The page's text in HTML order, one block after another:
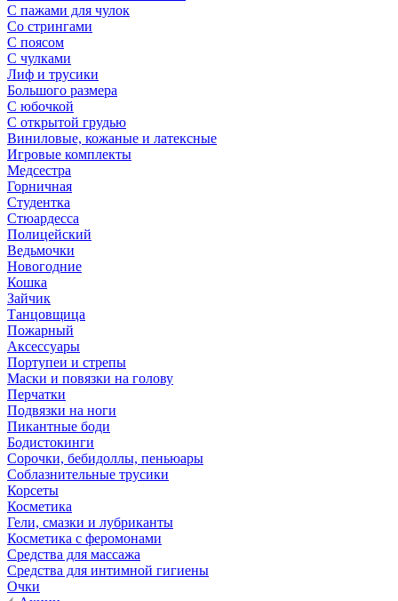
С пажами для чулок
Со стрингами
С поясом
С чулками
Лиф и трусики
Большого размера
С юбочкой
С открытой грудью
Виниловые, кожаные и латексные
Игровые комплекты
Медсестра
Горничная
Студентка
Стюардесса
Полицейский
Ведьмочки
Новогодние
Кошка
Зайчик
Танцовщица
Пожарный
Аксессуары
Портупеи и стрепы
Маски и повязки на голову
Перчатки
Подвязки на ноги
Пикантные боди
Бодистокинги
Сорочки, бебидоллы, пеньюары
Соблазнительные трусики
Корсеты
Косметика
Гели, смазки и лубриканты
Косметика с феромонами
Средства для массажа
Средства для интимной гигиены
Очки